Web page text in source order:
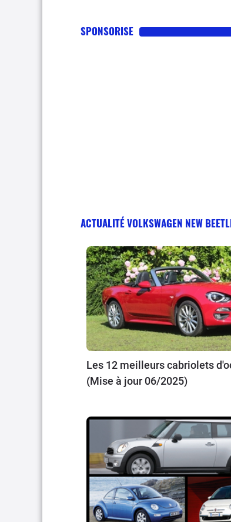
SPONSORISE
ACTUALITÉ VOLKSWAGEN NEW
Les 12 meilleurs cabriolets
(Mise à jour 06/2025)